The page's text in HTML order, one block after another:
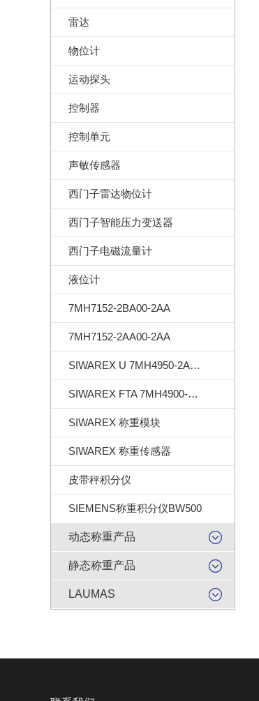
雷达
物位计
运动探头
控制器
控制单元
声敏传感器
西门子雷达物位计
西门子智能压力变送器
西门子电磁流量计
液位计
7MH7152-2BA00-2AA
7MH7152-2AA00-2AA
SIWAREX U 7MH4950-2AA01
SIWAREX FTA 7MH4900-2AA01
SIWAREX 称重模块
SIWAREX 称重传感器
皮带秤积分仪
SIEMENS称重积分仪BW500
动态称重产品
静态称重产品
LAUMAS